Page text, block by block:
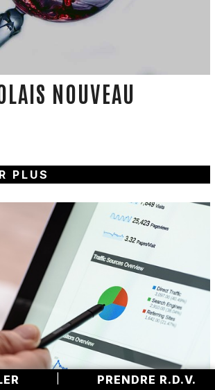
PRENDRE R.D.V.
NOUVEAU
PLUS